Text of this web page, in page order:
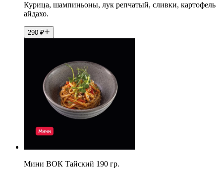
Курица, шампиньоны, лук репчатый, сливки, картофель
айдахо.
290 ₽
Мини ВОК Тайский 190 гр.